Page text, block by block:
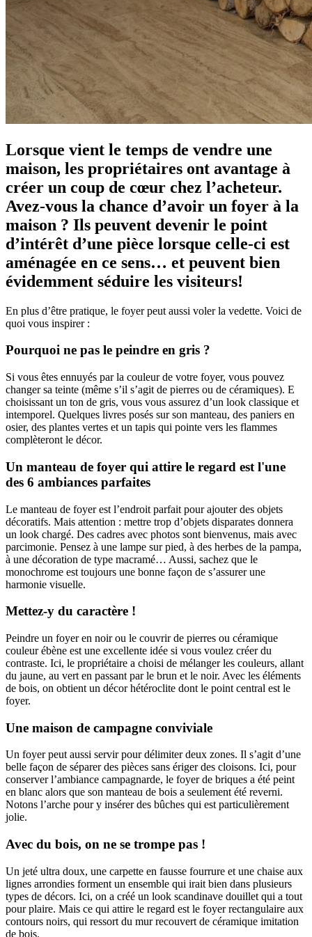
Lorsque vient le temps de vendre une
maison, les propriétaires ont avantage à
créer un coup de cœur chez l’acheteur.
Avez-vous la chance d’avoir un foyer à la
maison ? Ils peuvent devenir le point
d’intérêt d’une pièce lorsque celle-ci est
aménagée en ce sens… et peuvent bien
évidemment séduire les visiteurs!
En plus d’être pratique, le foyer peut aussi voler la vedette. Voici de
quoi vous inspirer :
Pourquoi ne pas le peindre en gris ?
Si vous êtes ennuyés par la couleur de votre foyer, vous pouvez
changer sa teinte (même s’il s’agit de pierres ou de céramiques). E
choisissant un ton de gris, vous vous assurez d’un look classique et
intemporel. Quelques livres posés sur son manteau, des paniers en
osier, des plantes vertes et un tapis qui pointe vers les flammes
complèteront le décor.
Un manteau de foyer qui attire le regard est l'une
des 6 ambiances parfaites
Le manteau de foyer est l’endroit parfait pour ajouter des objets
décoratifs. Mais attention : mettre trop d’objets disparates donnera
un look chargé. Des cadres avec photos sont bienvenus, mais avec
parcimonie. Pensez à une lampe sur pied, à des herbes de la pampa,
à une décoration de type macramé… Aussi, sachez que le
monochrome est toujours une bonne façon de s’assurer une
harmonie visuelle.
Mettez-y du caractère !
Peindre un foyer en noir ou le couvrir de pierres ou céramique
couleur ébène est une excellente idée si vous voulez créer du
contraste. Ici, le propriétaire a choisi de mélanger les couleurs, allant
du jaune, au vert en passant par le brun et le noir. Avec les éléments
de bois, on obtient un décor hétéroclite dont le point central est le
foyer.
Une maison de campagne conviviale
Un foyer peut aussi servir pour délimiter deux zones. Il s’agit d’une
belle façon de séparer des pièces sans ériger des cloisons. Ici, pour
conserver l’ambiance campagnarde, le foyer de briques a été peint
en blanc alors que son manteau de bois a seulement été reverni.
Notons l’arche pour y insérer des bûches qui est particulièrement
jolie.
Avec du bois, on ne se trompe pas !
Un jeté ultra doux, une carpette en fausse fourrure et une chaise aux
lignes arrondies forment un ensemble qui irait bien dans plusieurs
types de décors. Ici, on a créé un look scandinave douillet qui a tout
pour plaire. Mais ce qui attire le regard est le foyer rectangulaire aux
contours noirs, qui ressort du mur recouvert de céramique imitation
de bois.